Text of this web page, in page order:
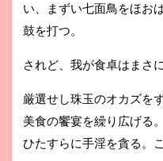
い、まずい七面鳥をほお
鼓を打つ。
されど、我が食卓はまさ
厳選せし珠玉のオカズを
美食の饗宴を繰り広げる
ひたすらに手淫を貪る。